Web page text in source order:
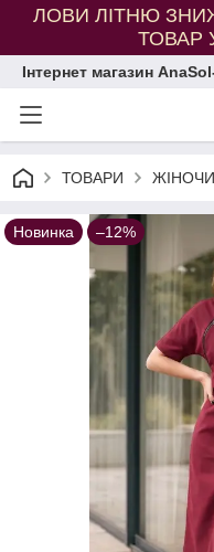
ЛОВИ ЛІТНЮ
ТОВАР
Інтернет магазин
ТОВАРИ
Новинка –12%